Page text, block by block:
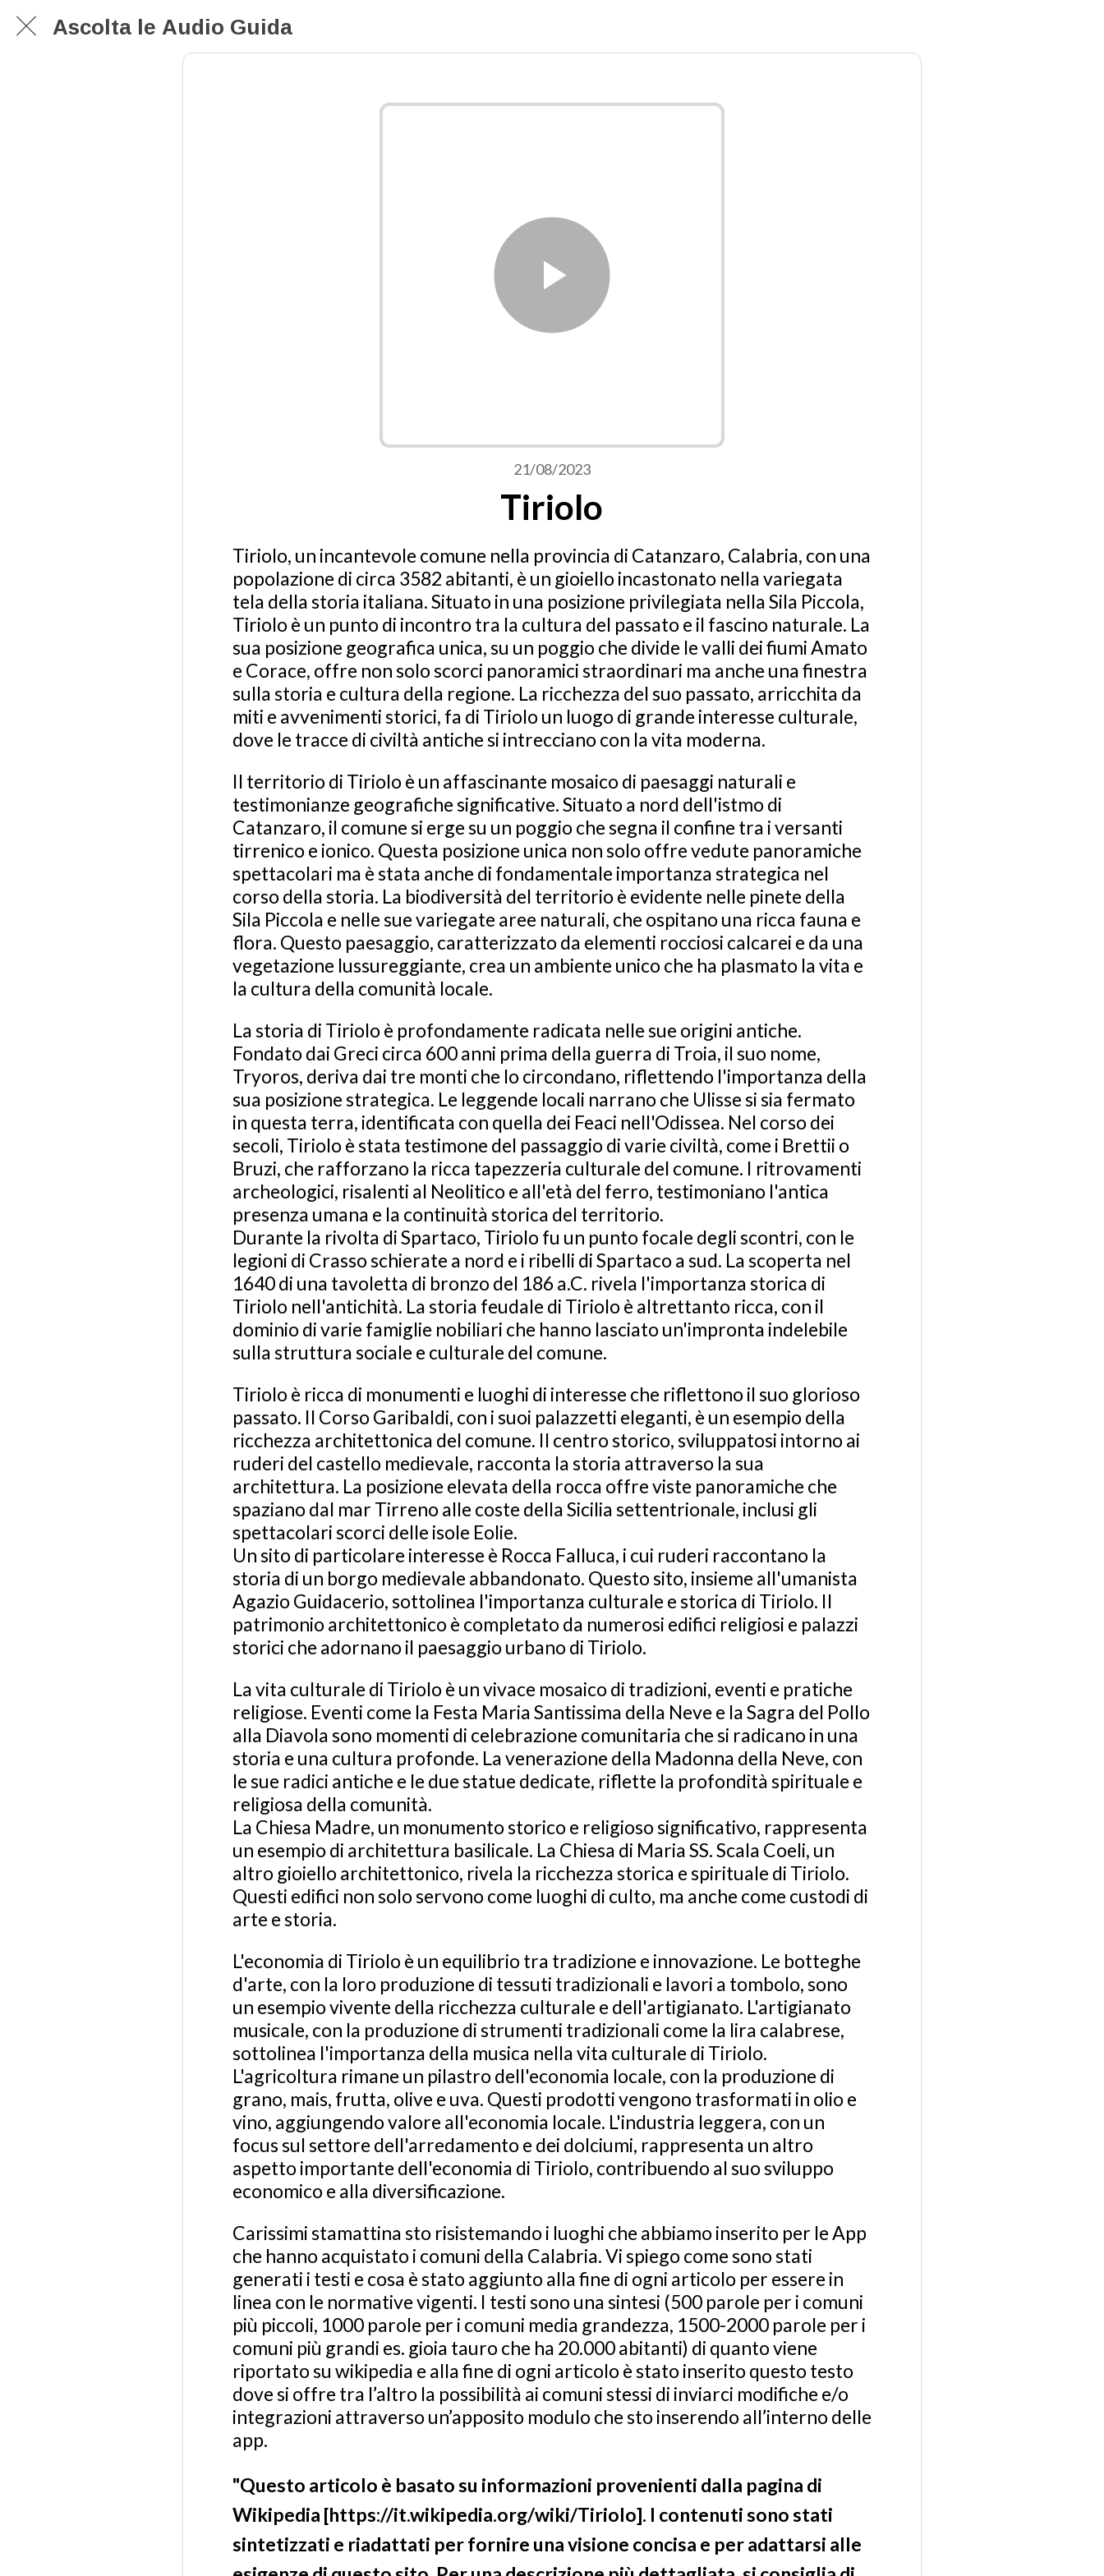
Ascolta le Audio Guida
21/08/2023
Tiriolo
Tiriolo, un incantevole comune nella provincia di Catanzaro, Calabria, con una
popolazione di circa 3582 abitanti, è un gioiello incastonato nella variegata
tela della storia italiana. Situato in una posizione privilegiata nella Sila Piccola,
Tiriolo è un punto di incontro tra la cultura del passato e il fascino naturale. La
sua posizione geografica unica, su un poggio che divide le valli dei fiumi Amato
e Corace, offre non solo scorci panoramici straordinari ma anche una finestra
sulla storia e cultura della regione. La ricchezza del suo passato, arricchita da
miti e avvenimenti storici, fa di Tiriolo un luogo di grande interesse culturale,
dove le tracce di civiltà antiche si intrecciano con la vita moderna.
Il territorio di Tiriolo è un affascinante mosaico di paesaggi naturali e
testimonianze geografiche significative. Situato a nord dell'istmo di
Catanzaro, il comune si erge su un poggio che segna il confine tra i versanti
tirrenico e ionico. Questa posizione unica non solo offre vedute panoramiche
spettacolari ma è stata anche di fondamentale importanza strategica nel
corso della storia. La biodiversità del territorio è evidente nelle pinete della
Sila Piccola e nelle sue variegate aree naturali, che ospitano una ricca fauna e
flora. Questo paesaggio, caratterizzato da elementi rocciosi calcarei e da una
vegetazione lussureggiante, crea un ambiente unico che ha plasmato la vita e
la cultura della comunità locale.
La storia di Tiriolo è profondamente radicata nelle sue origini antiche.
Fondato dai Greci circa 600 anni prima della guerra di Troia, il suo nome,
Tryoros, deriva dai tre monti che lo circondano, riflettendo l'importanza della
sua posizione strategica. Le leggende locali narrano che Ulisse si sia fermato
in questa terra, identificata con quella dei Feaci nell'Odissea. Nel corso dei
secoli, Tiriolo è stata testimone del passaggio di varie civiltà, come i Brettii o
Bruzi, che rafforzano la ricca tapezzeria culturale del comune. I ritrovamenti
archeologici, risalenti al Neolitico e all'età del ferro, testimoniano l'antica
presenza umana e la continuità storica del territorio.
Durante la rivolta di Spartaco, Tiriolo fu un punto focale degli scontri, con le
legioni di Crasso schierate a nord e i ribelli di Spartaco a sud. La scoperta nel
1640 di una tavoletta di bronzo del 186 a.C. rivela l'importanza storica di
Tiriolo nell'antichità. La storia feudale di Tiriolo è altrettanto ricca, con il
dominio di varie famiglie nobiliari che hanno lasciato un'impronta indelebile
sulla struttura sociale e culturale del comune.
Tiriolo è ricca di monumenti e luoghi di interesse che riflettono il suo glorioso
passato. Il Corso Garibaldi, con i suoi palazzetti eleganti, è un esempio della
ricchezza architettonica del comune. Il centro storico, sviluppatosi intorno ai
ruderi del castello medievale, racconta la storia attraverso la sua
architettura. La posizione elevata della rocca offre viste panoramiche che
spaziano dal mar Tirreno alle coste della Sicilia settentrionale, inclusi gli
spettacolari scorci delle isole Eolie.
Un sito di particolare interesse è Rocca Falluca, i cui ruderi raccontano la
storia di un borgo medievale abbandonato. Questo sito, insieme all'umanista
Agazio Guidacerio, sottolinea l'importanza culturale e storica di Tiriolo. Il
patrimonio architettonico è completato da numerosi edifici religiosi e palazzi
storici che adornano il paesaggio urbano di Tiriolo.
La vita culturale di Tiriolo è un vivace mosaico di tradizioni, eventi e pratiche
religiose. Eventi come la Festa Maria Santissima della Neve e la Sagra del Pollo
alla Diavola sono momenti di celebrazione comunitaria che si radicano in una
storia e una cultura profonde. La venerazione della Madonna della Neve, con
le sue radici antiche e le due statue dedicate, riflette la profondità spirituale e
religiosa della comunità.
La Chiesa Madre, un monumento storico e religioso significativo, rappresenta
un esempio di architettura basilicale. La Chiesa di Maria SS. Scala Coeli, un
altro gioiello architettonico, rivela la ricchezza storica e spirituale di Tiriolo.
Questi edifici non solo servono come luoghi di culto, ma anche come custodi di
arte e storia.
L'economia di Tiriolo è un equilibrio tra tradizione e innovazione. Le botteghe
d'arte, con la loro produzione di tessuti tradizionali e lavori a tombolo, sono
un esempio vivente della ricchezza culturale e dell'artigianato. L'artigianato
musicale, con la produzione di strumenti tradizionali come la lira calabrese,
sottolinea l'importanza della musica nella vita culturale di Tiriolo.
L'agricoltura rimane un pilastro dell'economia locale, con la produzione di
grano, mais, frutta, olive e uva. Questi prodotti vengono trasformati in olio e
vino, aggiungendo valore all'economia locale. L'industria leggera, con un
focus sul settore dell'arredamento e dei dolciumi, rappresenta un altro
aspetto importante dell'economia di Tiriolo, contribuendo al suo sviluppo
economico e alla diversificazione.
Carissimi stamattina sto risistemando i luoghi che abbiamo inserito per le App
che hanno acquistato i comuni della Calabria. Vi spiego come sono stati
generati i testi e cosa è stato aggiunto alla fine di ogni articolo per essere in
linea con le normative vigenti. I testi sono una sintesi (500 parole per i comuni
più piccoli, 1000 parole per i comuni media grandezza, 1500-2000 parole per i
comuni più grandi es. gioia tauro che ha 20.000 abitanti) di quanto viene
riportato su wikipedia e alla fine di ogni articolo è stato inserito questo testo
dove si offre tra l’altro la possibilità ai comuni stessi di inviarci modifiche e/o
integrazioni attraverso un’apposito modulo che sto inserendo all’interno delle
app.
"Questo articolo è basato su informazioni provenienti dalla pagina di
Wikipedia [https://it.wikipedia.org/wiki/Tiriolo]. I contenuti sono stati
sintetizzati e riadattati per fornire una visione concisa e per adattarsi alle